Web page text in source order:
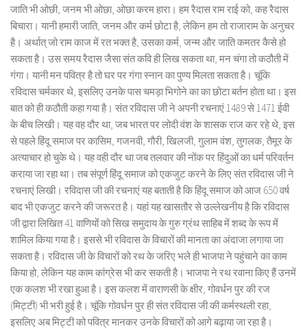
जाति भी ओछी, जनम भी ओछा, ओछा करम हारा। हम रैदास राम राई को, कह रैदास
बिचारा। यानी हमारी जाति, जनम और कर्म छोटा है, लेकिन हम तो राजाराम के अनुचर
है। अर्थात् जो राम काज में रत भक्त है, उसका कर्म, जन्म और जाति कमतर कैसे हो
सकता है। उस समय रैदास जैसा संत कवि ही लिख सकता था, मन चंगा तो कठौती में
गंगा। यानी मन पवित्र है तो घर पर गंगा स्नान का पुण्य मिलता सकता है। चूंकि
रविदास चर्मकार थे, इसलिए उनके पास चमड़ा भिगोने का का छोटा बर्तन होता था। इस
बात को ही कठौती कहा गया है। संत रविदास जी ने अपनी रचनाएं 1489 से 1471 ईवी
के बीच लिखी। यह वह दौर था, जब भारत पर लोदी वंश के शासक राज कर रहे थे, इस
से पहले हिंदू समाज पर कासिम, गजनवी, गौरी, खिलजी, गुलाम वंश, तुगलक, तैमूर के
अत्याचार हो चुके थे। यह वही दौर था जब तलवार की नोंक पर हिंदुओं का धर्म परिवर्तन
कराया जा रहा था। तब संपूर्ण हिंदू समाज को एकजुट करने के लिए संत रविदास जी ने
रचनाएं लिखी। रविदास जी की रचनाएं यह बताती है कि हिंदू समाज को आज 650 वर्ष
बाद भी एकजुट करने की जरूरत है। यहां यह खासतौर से उल्लेखनीय है कि रविदास
जी द्वारा लिखित 41 वाणियोंं को सिख समुदाय के गुरु ग्रंथ साहिब में शब्द के रूप में
शामिल किया गया है। इससे भी रविदास के विचारों की मानता का अंदाजा लगाया जा
सकता है। रविदास जी के विचारों को रथ के जरिए भले ही भाजपा ने पहुंचाने का काम
किया हो, लेकिन यह काम कांग्रेस भी कर सकती है। भाजपा ने रथ रवाना किए हैं उनमें
एक कलश भी रखा हुआ है। इस कलश में वाराणसी के क्षीर, गोवर्धन पुर की रज
(मिट्टी) भी भरी हुई है। चूंकि गोवर्धन पुर ही संत रविदास जी की कर्मस्थली रहा,
इसलिए अब मिट्टी को पवित्र मानकर उनके विचारों को आगे बढ़ाया जा रहा है।